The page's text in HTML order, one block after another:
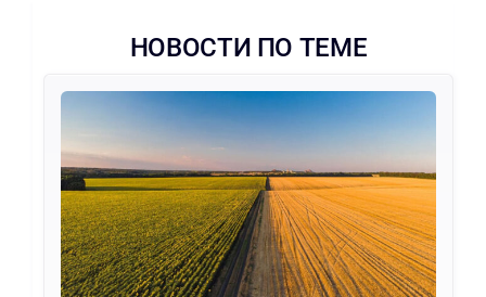
НОВОСТИ ПО ТЕМЕ